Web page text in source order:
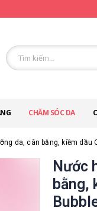
CHĂM SÓC DA
da, cân bằng, kiềm dầu
Nước
bằng,